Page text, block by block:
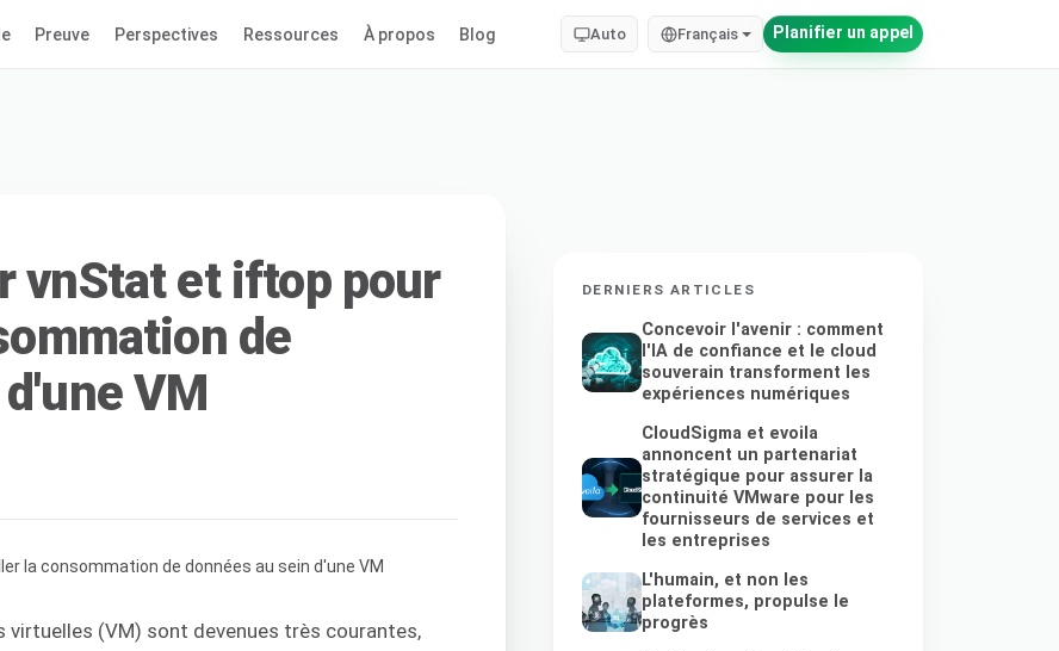
Preuve Perspectives Ressources À propos Blog Auto Français Planifier un appel
vnStat et iftop pour
de
VM
virtuelles (VM) sont devenues très courantes,
DERNIERS ARTICLES
Concevoir l'avenir : comment
l'IA de confiance et le cloud
souverain transforment les
expériences numériques
CloudSigma et evoila
annoncent un partenariat
stratégique pour assurer la
continuité VMware pour les
fournisseurs de services et
les entreprises
L'humain, et non les
plateformes, propulse le
progrès